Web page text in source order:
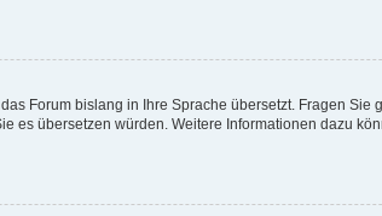
Forum bislang in Ihre Sprache übersetzt. Fragen Sie
es übersetzen würden. Weitere Informationen dazu